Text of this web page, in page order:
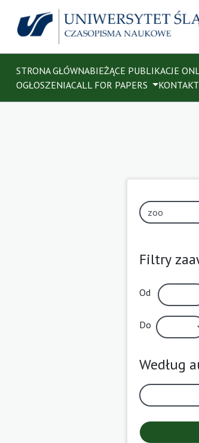
STRONA GŁÓWNABIEŻĄCE PUBLIKACJE
OGŁOSZENIACALL FOR PAPERS KONTAKT
Filtry
Od
Do
Według